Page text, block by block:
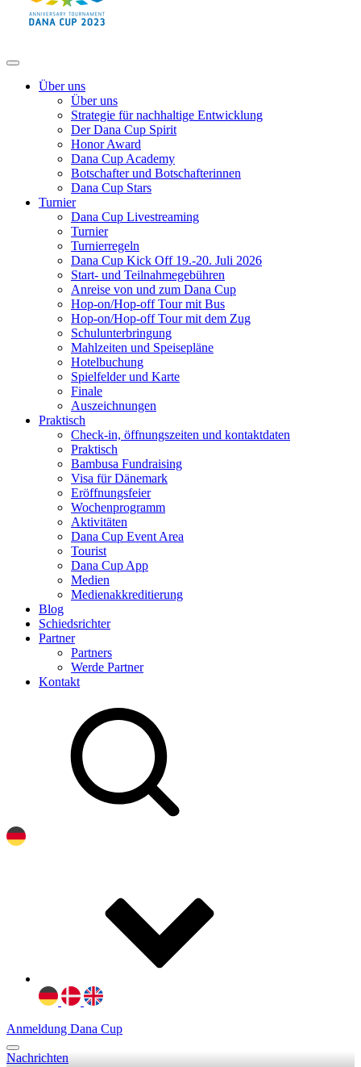
Über uns
Über uns
Strategie für nachhaltige Entwicklung
Der Dana Cup Spirit
Honor Award
Dana Cup Academy
Botschafter und Botschafterinnen
Dana Cup Stars
Turnier
Dana Cup Livestreaming
Turnier
Turnierregeln
Dana Cup Kick Off 19.-20. Juli 2026
Start- und Teilnahmegebühren
Anreise von und zum Dana Cup
Hop-on/Hop-off Tour mit Bus
Hop-on/Hop-off Tour mit dem Zug
Schulunterbringung
Mahlzeiten und Speisepläne
Hotelbuchung
Spielfelder und Karte
Finale
Auszeichnungen
Praktisch
Check-in, öffnungszeiten und kontaktdaten
Praktisch
Bambusa Fundraising
Visa für Dänemark
Eröffnungsfeier
Wochenprogramm
Aktivitäten
Dana Cup Event Area
Tourist
Dana Cup App
Medien
Medienakkreditierung
Blog
Schiedsrichter
Partner
Partners
Werde Partner
Kontakt
Anmeldung Dana Cup
Nachrichten